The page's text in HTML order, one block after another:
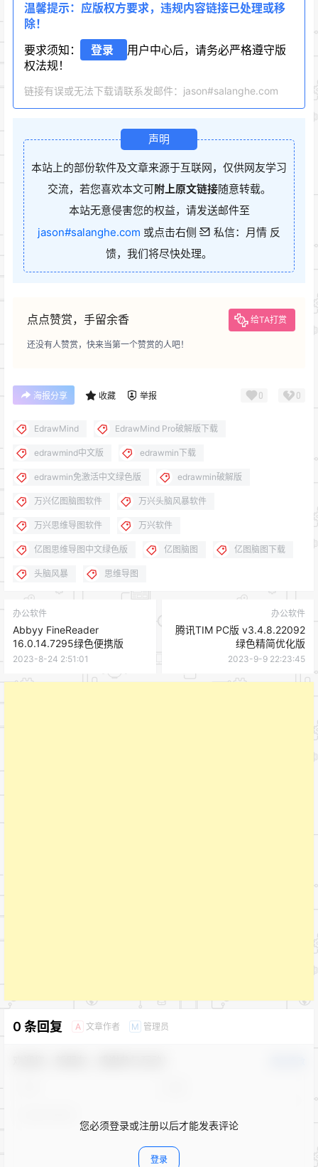
温馨提示：应版权方要求，违规内容链接已处理或移
除！
要求须知：
登录
用户中心后，请务必严格遵守版
权法规！
链接有误或无法下载请联系发邮件：jason#salanghe.com
声明
本站上的部份软件及文章来源于互联网，仅供网友学习
交流，若您喜欢本文可附上原文链接随意转载。
本站无意侵害您的权益，请发送邮件至
jason#salanghe.com 或点击右侧
私信：月情 反
馈，我们将尽快处理。
点点赞赏，手留余香 给TA打赏
还没有人赞赏，快来当第一个赞赏的人吧！
海报分享 收藏 举报 0 0
EdrawMind EdrawMind Pro破解版下载
edrawmind中文版 edrawmin下载
edrawmin免激活中文绿色版 edrawmin破解版
万兴亿图脑图软件 万兴头脑风暴软件
万兴思维导图软件 万兴软件
亿图思维导图中文绿色版 亿图脑图 亿图脑图下载
头脑风暴 思维导图
办公软件
Abbyy FineReader
16.0.14.7295绿色便携版
2023-8-24 2:51:01
办公软件
腾讯TIM PC版 v3.4.8.22092
绿色精简优化版
2023-9-9 22:23:45
0 条回复 A 文章作者 M 管理员
您必须登录或注册以后才能发表评论
登录